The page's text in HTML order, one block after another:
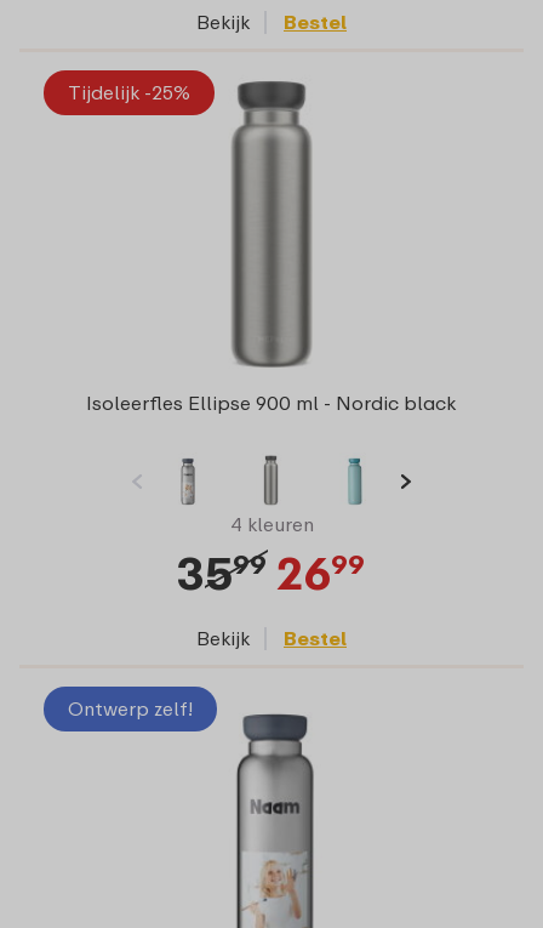
Bekijk Bestel
Tijdelijk -25%
Isoleerfles Ellipse 900 ml - Nordic black
4 kleuren
3599 2699
Bekijk Bestel
Ontwerp zelf!